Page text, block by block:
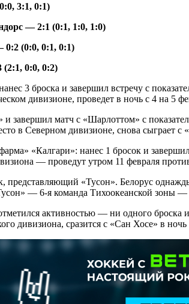
3:1, 0:1)
— 2:1 (0:1, 1:0, 1:0)
(0:0, 0:1, 0:1)
0:0, 0:2)
3 броска и завершил встречу с
дивизионе, проведет в ночь с 4 на 5
завершил матч с «Шарлоттом» с
в Северном дивизионе, снова сыграет с
«Калгари»: нанес 1 бросок и
— проведут утром 11 февраля
представляющий «Тусон». Белорус
— 6-я команда Тихоокеанской зоны —
активностью — ни одного броска
дивизиона, сразится с «Сан Хосе» в ночь